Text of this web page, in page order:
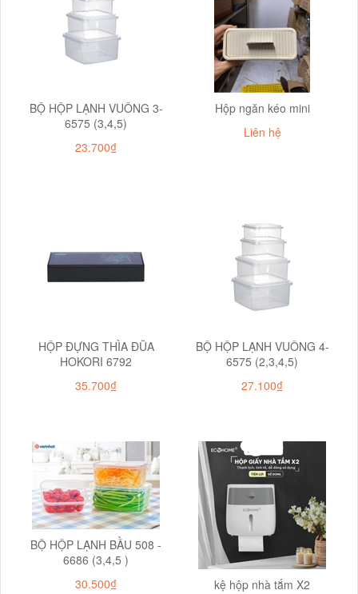
BỘ HỘP LẠNH VUÔNG 3-
6575 (3,4,5)
23.700₫
Hộp ngăn kéo mini
Liên hệ
HỘP ĐỰNG THÌA ĐŨA
HOKORI 6792
35.700₫
BỘ HỘP LẠNH VUÔNG 4-
6575 (2,3,4,5)
27.100₫
BỘ HỘP LẠNH BẦU 508 -
6686 (3,4,5 )
30.500₫
kệ hộp nhà tắm X2